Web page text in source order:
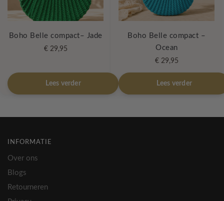
Boho Belle compact– Jade
€29,95
Lees verder
Boho Belle compact –
Ocean
€29,95
Lees verder
INFORMATIE
Over ons
Blogs
Retourneren